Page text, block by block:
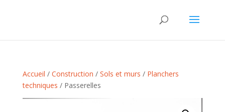
Accueil / Construction / Sols et murs / Planchers
techniques / Passerelles